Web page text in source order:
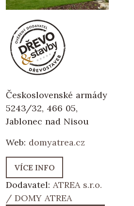
Československé armády
5243/32, 466 05,
Jablonec nad Nisou
Web: domyatrea.cz
VÍCE INFO
Dodavatel: ATREA s.r.o.
/ DOMY ATREA